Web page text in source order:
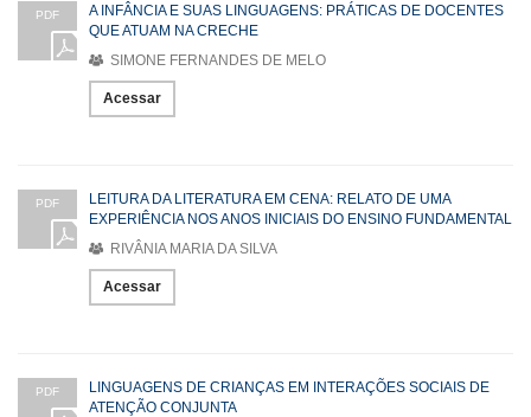
PDF
A INFÂNCIA E SUAS LINGUAGENS: PRÁTICAS DE DOCENTES
QUE ATUAM NA CRECHE
SIMONE FERNANDES DE MELO
Acessar
PDF
LEITURA DA LITERATURA EM CENA: RELATO DE UMA
EXPERIÊNCIA NOS ANOS INICIAIS DO ENSINO FUNDAMENTAL
RIVÂNIA MARIA DA SILVA
Acessar
PDF
LINGUAGENS DE CRIANÇAS EM INTERAÇÕES SOCIAIS DE
ATENÇÃO CONJUNTA